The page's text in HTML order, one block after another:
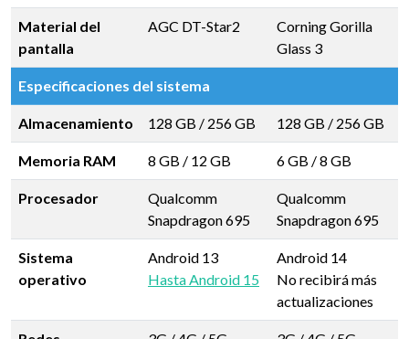
Material del
pantalla
AGC DT-Star2
Corning Gorilla
Glass 3
Especificaciones del sistema
Almacenamiento 128 GB / 256 GB 128 GB / 256 GB
Memoria RAM 8 GB / 12 GB 6 GB /8 GB
Procesador
Qualcomm
Snapdragon 695
Qualcomm
Snapdragon 695
Sistema
operativo
Android 13
Hasta Android 15
Android 14
No recibirá más
actualizaciones